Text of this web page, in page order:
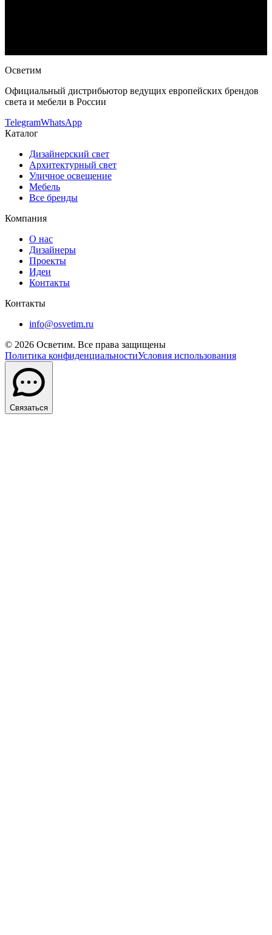
Осветим
Официальный дистрибьютор ведущих европейских брендов
света и мебели в России
TelegramWhatsApp
Каталог
Дизайнерский свет
Архитектурный свет
Уличное освещение
Мебель
Все бренды
Компания
О нас
Дизайнеры
Проекты
Идеи
Контакты
Контакты
info@osvetim.ru
© 2026 Осветим. Все права защищены
Политика конфиденциальностиУсловия использования
Связаться